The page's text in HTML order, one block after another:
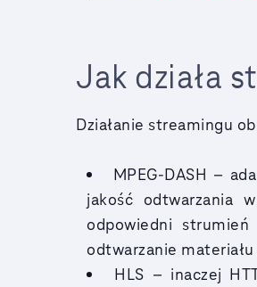
Jak działa
Działanie streamingu
MPEG-DASH –
jakość odtwarzania
odpowiedni strumień
odtwarzanie
HLS – inaczej